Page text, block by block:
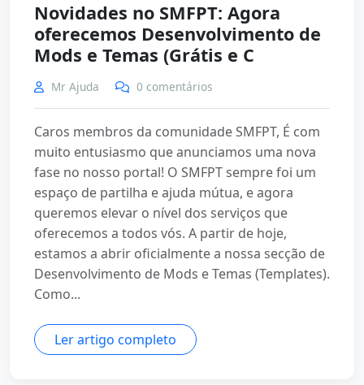
Novidades no SMFPT: Agora
oferecemos Desenvolvimento de
Mods e Temas (Grátis e C
Mr Ajuda 0 comentários
Caros membros da comunidade SMFPT, É com
muito entusiasmo que anunciamos uma nova
fase no nosso portal! O SMFPT sempre foi um
espaço de partilha e ajuda mútua, e agora
queremos elevar o nível dos serviços que
oferecemos a todos vós. A partir de hoje,
estamos a abrir oficialmente a nossa secção de
Desenvolvimento de Mods e Temas (Templates).
Como...
Ler artigo completo